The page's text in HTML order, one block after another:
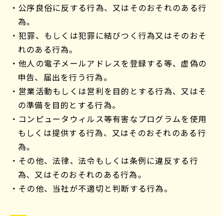
・公序良俗に反する行為、又はそのおそれのある行
為。
・犯罪、もしくは犯罪に結びつく行為又はそのおそ
れのある行為。
・他人の電子メールアドレスを登録する等、虚偽の
申告、届出を行う行為。
・営業活動もしくは営利を目的とする行為、又はそ
の準備を目的とする行為。
・コンピュータウィルス等有害なプログラムを使用
もしくは提供する行為、又はそのおそれのある行
為。
・その他、法律、法令もしくは条例に違反する行
為、又はそのおそれのある行為。
・その他、当社が不適切と判断する行為。